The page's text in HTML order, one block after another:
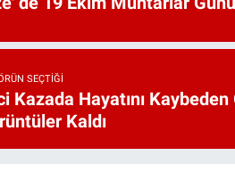
SEÇTIĞI
Kazada Hayatını
Kaldı